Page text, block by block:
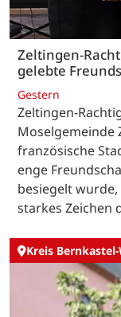
Zeltingen-
gelebte
Gestern
Zeltingen-
Moselgemeinde
französische
enge
besiegelt
starkes Zeichen
Kreis